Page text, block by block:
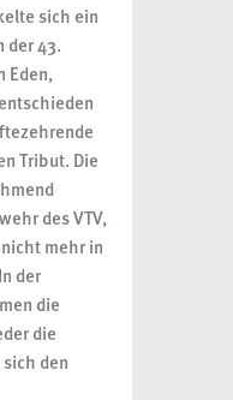
sich ein
der 43.
Eden,
Tribut. Die
des VTV,
mehr in
der
die
die
den